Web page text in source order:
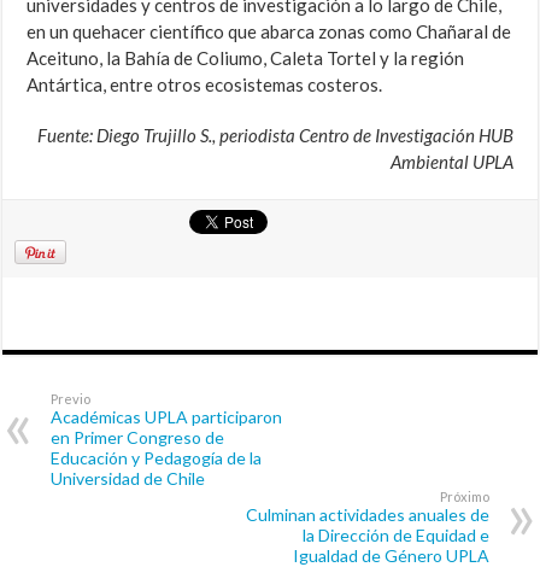
universidades y centros de investigación a lo largo de Chile,
en un quehacer científico que abarca zonas como Chañaral de
Aceituno, la Bahía de Coliumo, Caleta Tortel y la región
Antártica, entre otros ecosistemas costeros.
Fuente: Diego Trujillo S., periodista Centro de Investigación HUB
Ambiental UPLA
Previo
Académicas UPLA participaron
en Primer Congreso de
Educación y Pedagogía de la
Universidad de Chile
Próximo
Culminan actividades anuales de
la Dirección de Equidad e
Igualdad de Género UPLA